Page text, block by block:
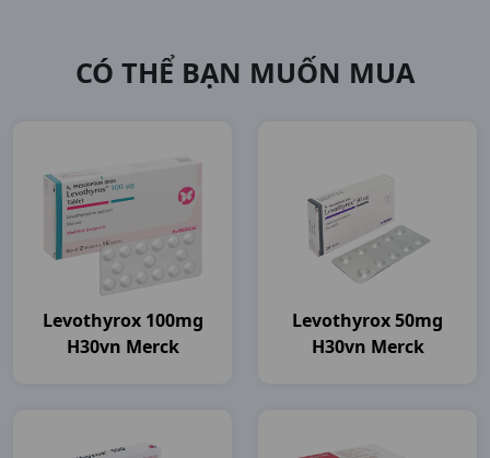
CÓ THỂ BẠN MUỐN MUA
Levothyrox 100mg
H30vn Merck
Levothyrox 50mg
H30vn Merck